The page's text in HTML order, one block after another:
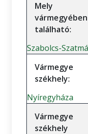
Mely
vármegyében
található:
Szabolcs-
Vármegye
székhely:
Nyíregyháza
Vármegye
székhely